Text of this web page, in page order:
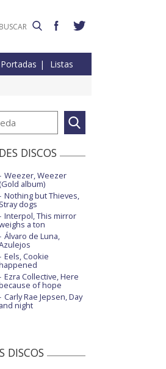
Portadas Listas
DISCOS
Weezer, Weezer
album)
Nothing but Thieves,
Stray dogs
Interpol, This mirror
a ton
Álvaro de Luna,
Eels, Cookie
Ezra Collective, Here
of hope
Carly Rae Jepsen, Day
and night
DISCOS